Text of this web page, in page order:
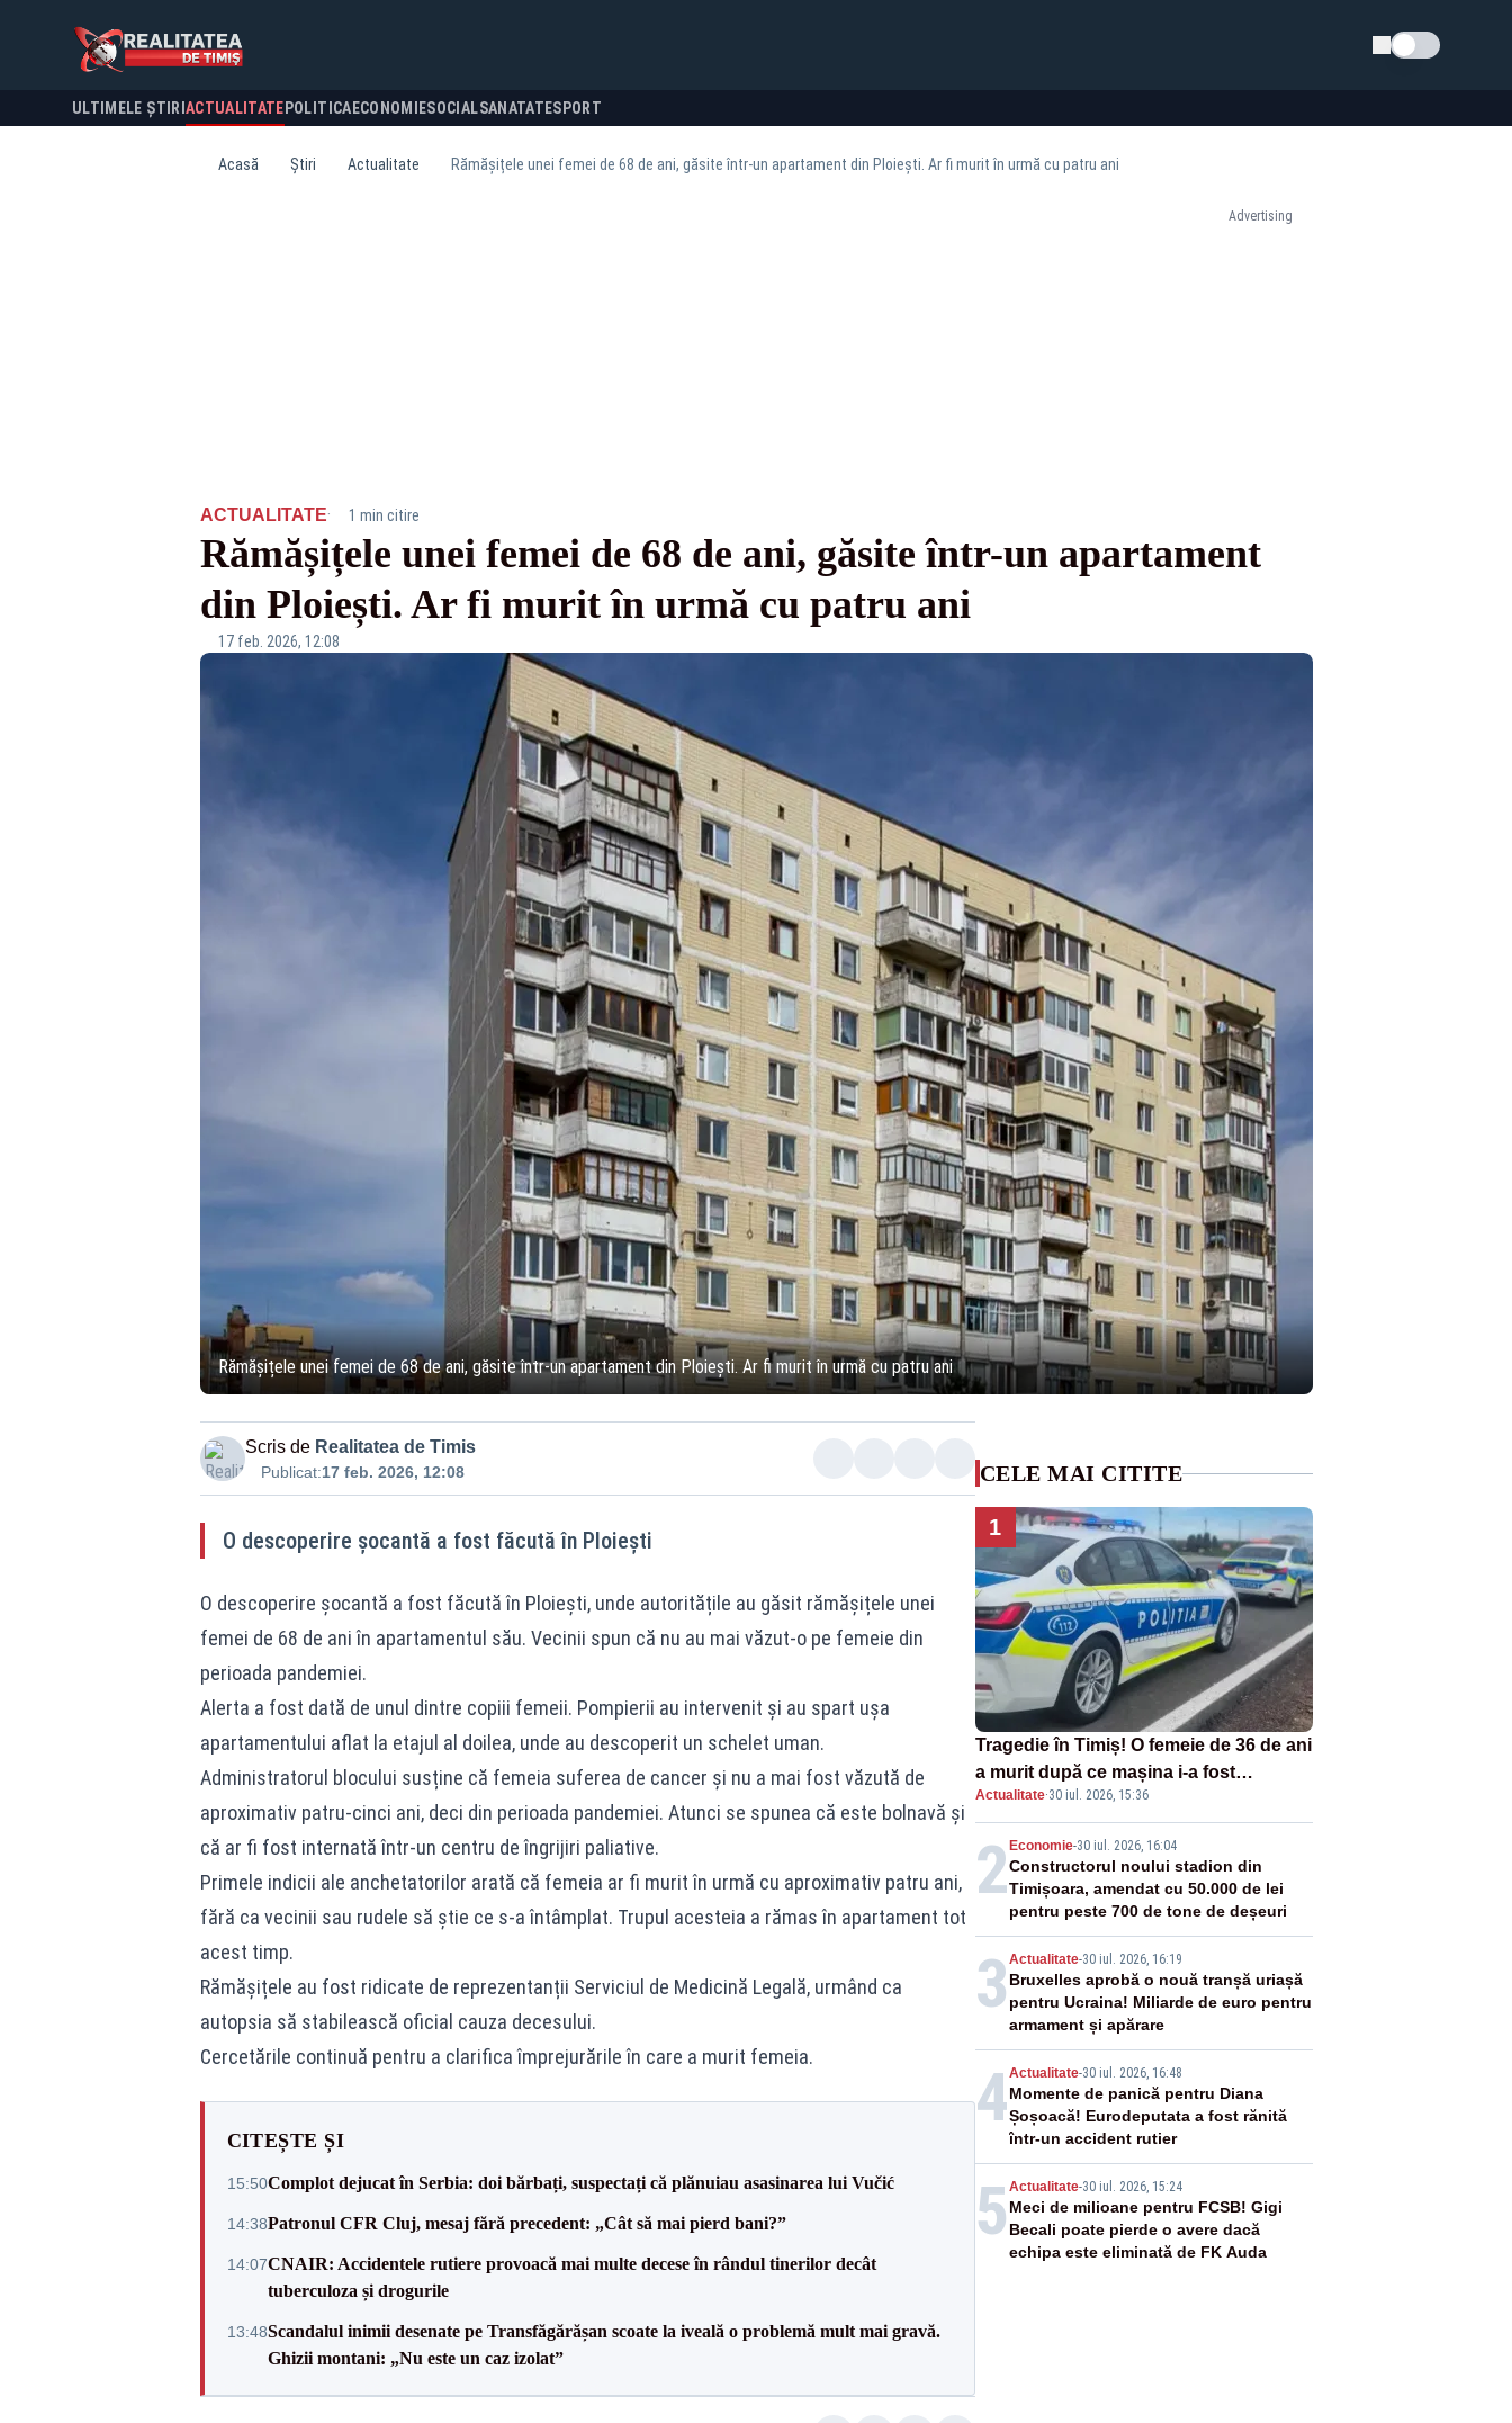
Schimba tema
ULTIMELE ȘTIRI ACTUALITATE POLITICA ECONOMIESOCIALSANATATESPORT
Acasă Știri Actualitate Rămășițele unei femei de 68 de ani, găsite într-un apartament din Ploiești. Ar fi murit în urmă cu patru ani
Advertising
ACTUALITATE· 1 min citire
Rămășițele unei femei de 68 de ani, găsite într-un apartament
din Ploiești. Ar fi murit în urmă cu patru ani
17 feb. 2026, 12:08
Rămășițele unei femei de 68 de ani, găsite într-un apartament din Ploiești. Ar fi murit în urmă cu patru ani
Scris de Realitatea de Timis
Publicat:17 feb. 2026, 12:08
O descoperire șocantă a fost făcută în Ploiești
O descoperire șocantă a fost făcută în Ploiești, unde autoritățile au găsit rămășițele unei
femei de 68 de ani în apartamentul său. Vecinii spun că nu au mai văzut-o pe femeie din
perioada pandemiei.
Alerta a fost dată de unul dintre copiii femeii. Pompierii au intervenit și au spart ușa
apartamentului aflat la etajul al doilea, unde au descoperit un schelet uman.
Administratorul blocului susține că femeia suferea de cancer și nu a mai fost văzută de
aproximativ patru-cinci ani, deci din perioada pandemiei. Atunci se spunea că este bolnavă și
că ar fi fost internată într-un centru de îngrijiri paliative.
Primele indicii ale anchetatorilor arată că femeia ar fi murit în urmă cu aproximativ patru ani,
fără ca vecinii sau rudele să știe ce s-a întâmplat. Trupul acesteia a rămas în apartament tot
acest timp.
Rămășițele au fost ridicate de reprezentanții Serviciul de Medicină Legală, urmând ca
autopsia să stabilească oficial cauza decesului.
Cercetările continuă pentru a clarifica împrejurările în care a murit femeia.
CITEȘTE ȘI
15:50Complot dejucat în Serbia: doi bărbați, suspectați că plănuiau asasinarea lui Vučić
14:38Patronul CFR Cluj, mesaj fără precedent: „Cât să mai pierd bani?”
14:07CNAIR: Accidentele rutiere provoacă mai multe decese în rândul tinerilor decât
tuberculoza și drogurile
13:48Scandalul inimii desenate pe Transfăgărășan scoate la iveală o problemă mult mai gravă.
Ghizii montani: „Nu este un caz izolat”
CELE MAI CITITE
1
Tragedie în Timiș! O femeie de 36 de ani
a murit după ce mașina i-a fost
spulberată de tren
Actualitate·30 iul. 2026, 15:36
2 Economie-30 iul. 2026, 16:04
Constructorul noului stadion din
Timișoara, amendat cu 50.000 de lei
pentru peste 700 de tone de deșeuri
3 Actualitate-30 iul. 2026, 16:19
Bruxelles aprobă o nouă tranșă uriașă
pentru Ucraina! Miliarde de euro pentru
armament și apărare
4Actualitate-30 iul. 2026, 16:48
Momente de panică pentru Diana
Șoșoacă! Eurodeputata a fost rănită
într-un accident rutier
5 Actualitate-30 iul. 2026, 15:24
Meci de milioane pentru FCSB! Gigi
Becali poate pierde o avere dacă
echipa este eliminată de FK Auda